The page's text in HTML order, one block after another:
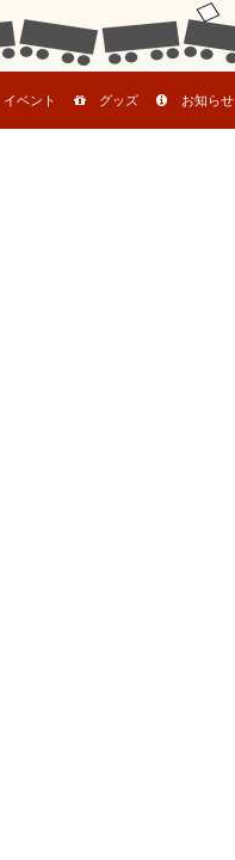
イベント グッズ お知らせ